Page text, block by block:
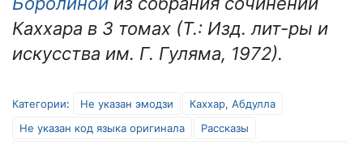
Каххара в 3 томах (Т.: Изд. лит-ры и
искусства им. Г. Гуляма, 1972).
Категории: Не указан эмодзи
Каххар, Абдулла
Не указан код языка оригинала
Рассказы